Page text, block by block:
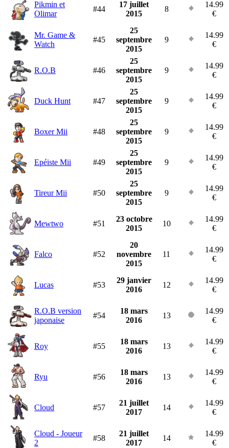
Pikmin et
Olimar
#44
17 juillet
2015
8
14.99
€
Mr. Game &
Watch
#45
25
septembre
2015
9
14.99
€
R.O.B #46
25
septembre
2015
9
14.99
€
Duck Hunt #47
25
septembre
2015
9
14.99
€
Boxer Mii #48
25
septembre
2015
9
14.99
€
Epéiste Mii #49
25
septembre
2015
9
14.99
€
Tireur Mii #50
25
septembre
2015
9
14.99
€
Mewtwo #51
23 octobre
2015
10
14.99
€
Falco #52
20
novembre
2015
11
14.99
€
Lucas #53
29 janvier
2016
12
14.99
€
R.O.B version
japonaise
#54
18 mars
2016
13
14.99
€
Roy #55
18 mars
2016
13
14.99
€
Ryu #56
18 mars
2016
13
14.99
€
Cloud #57
21 juillet
2017
14
14.99
€
Cloud - Joueur
2
#58
21 juillet
2017
14
14.99
€